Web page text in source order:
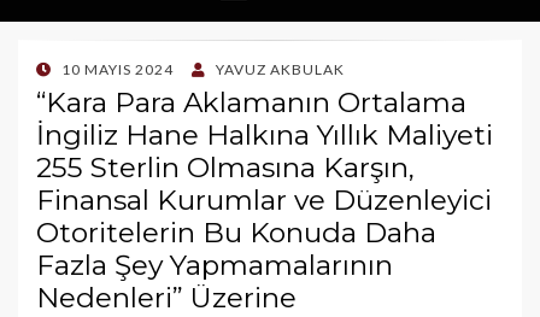
POSTED
ON
10 MAYIS 2024 YAVUZ AKBULAK
“Kara Para Aklamanın Ortalama
İngiliz Hane Halkına Yıllık Maliyeti
255 Sterlin Olmasına Karşın,
Finansal Kurumlar ve Düzenleyici
Otoritelerin Bu Konuda Daha
Fazla Şey Yapmamalarının
Nedenleri” Üzerine